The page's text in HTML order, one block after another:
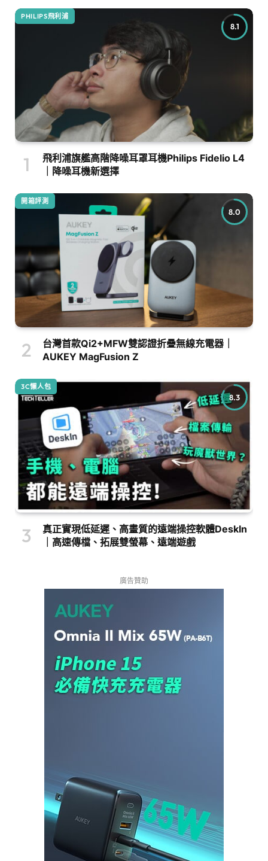
8.1
PHILIPS飛利浦
飛利浦旗艦高階降噪耳罩耳機Philips Fidelio L4
｜降噪耳機新選擇
8.0
開箱評測
台灣首款Qi2+MFW雙認證折疊無線充電器｜
AUKEY MagFusion Z
8.3
3C懶人包
真正實現低延遲、高畫質的遠端操控軟體DeskIn
｜高速傳檔、拓展雙螢幕、遠端遊戲
廣告贊助